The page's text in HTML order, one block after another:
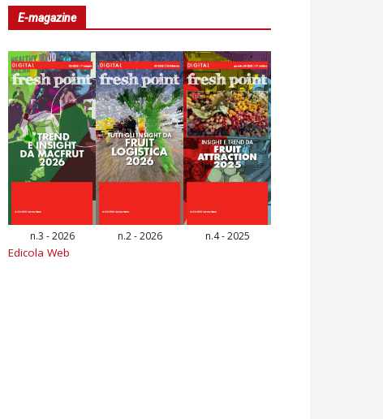
E-magazine
n.3 - 2026 n.2 - 2026 n.4 - 2025
Edicola Web